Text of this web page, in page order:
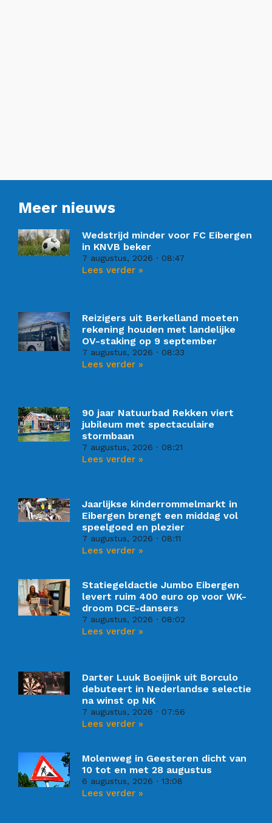
Meer nieuws
Wedstrijd minder voor FC Eibergen
in KNVB beker
7 augustus, 2026 08:47
Lees verder »
Reizigers uit Berkelland moeten
rekening houden met landelijke
OV-staking op 9 september
7 augustus, 2026 08:33
Lees verder »
90 jaar Natuurbad Rekken viert
jubileum met spectaculaire
stormbaan
7 augustus, 2026 08:21
Lees verder »
Jaarlijkse kinderrommelmarkt in
Eibergen brengt een middag vol
speelgoed en plezier
7 augustus, 2026 08:11
Lees verder »
Statiegeldactie Jumbo Eibergen
levert ruim 400 euro op voor WK-
droom DCE-dansers
7 augustus, 2026 08:02
Lees verder »
Darter Luuk Boeijink uit Borculo
debuteert in Nederlandse selectie
na winst op NK
7 augustus, 2026 07:56
Lees verder »
Molenweg in Geesteren dicht van
10 tot en met 28 augustus
6 augustus, 2026 13:08
Lees verder »